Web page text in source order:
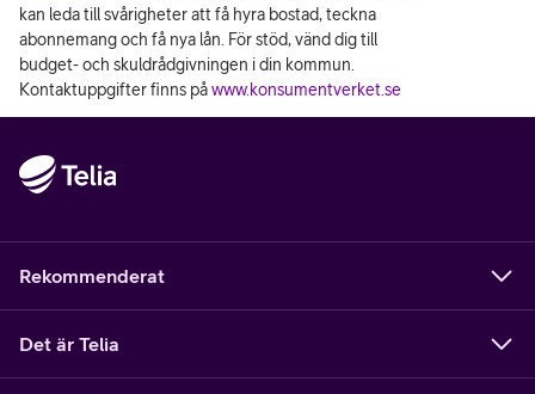
kan leda till svårigheter att få hyra bostad, teckna
abonnemang och få nya lån. För stöd, vänd dig till
budget- och skuldrådgivningen i din kommun.
Kontaktuppgifter finns påwww.konsumentverket.se
Rekommenderat
Det är Telia